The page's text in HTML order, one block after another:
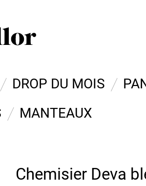
DROP DU MOIS
MANTEAUX
Chemisier Deva